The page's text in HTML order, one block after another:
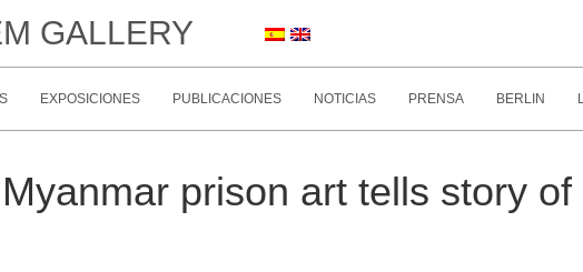
GALLERY
EXPOSICIONES PUBLICACIONES NOTICIAS PRENSA BERLIN
prison art tells story